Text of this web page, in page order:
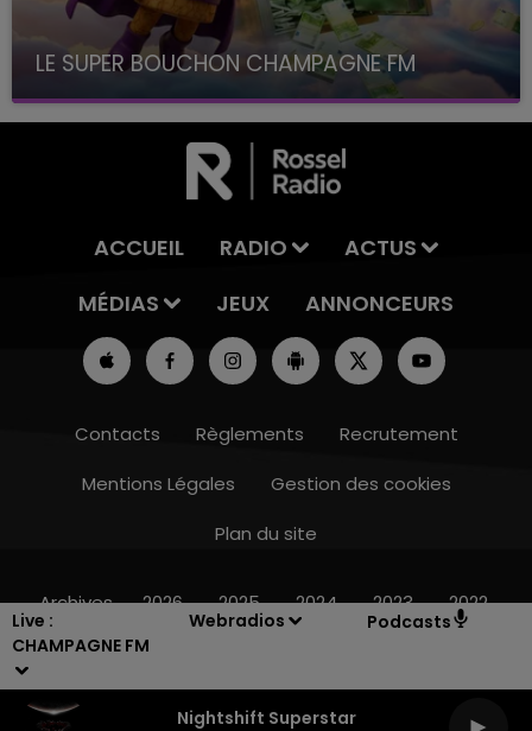
Live :
CHAMPAGNE FM
Webradios Podcasts
Nightshift Superstar
16h00 - 20h00
LE SUPER BOUCHON CHAMPAGNE FM
avec La Famille Champagne FM, à 8H10
ACCUEIL RADIO
ACTUS
MÉDIAS
JEUX ANNONCEURS
Contacts Règlements
Recrutement
Mentions Légales
Gestion des cookies
Plan du site
Archives 2026 2025 2024 2023 2022